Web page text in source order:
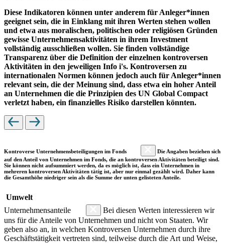
Diese Indikatoren können unter anderem für Anleger*innen
geeignet sein, die in Einklang mit ihren Werten stehen wollen
und etwa aus moralischen, politischen oder religiösen Gründen
gewisse Unternehmensaktivitäten in ihrem Investment
vollständig ausschließen wollen. Sie finden vollständige
Transparenz über die Definition der einzelnen kontroversen
Aktivitäten in den jeweiligen Info i's. Kontroversen zu
internationalen Normen können jedoch auch für Anleger*innen
relevant sein, die der Meinung sind, dass etwa ein hoher Anteil
an Unternehmen die die Prinzipien des UN Global Compact
verletzt haben, ein finanzielles Risiko darstellen könnten.
Kontroverse Unternehmensbeteiligungen im Fonds
Die Angaben beziehen sich
auf den Anteil von Unternehmen im Fonds, die an kontroversen Aktivitäten beteiligt sind.
Sie können nicht aufsummiert werden, da es möglich ist, dass ein Unternehmen in
mehreren kontroversen Aktivitäten tätig ist, aber nur einmal gezählt wird. Daher kann
die Gesamthöhe niedriger sein als die Summe der unten gelisteten Anteile.
Umwelt
Unternehmensanteile
Bei diesen Werten interessieren wir
uns für die Anteile von Unternehmen und nicht von Staaten. Wir
geben also an, in welchen Kontroversen Unternehmen durch ihre
Geschäftstätigkeit vertreten sind, teilweise durch die Art und Weise,